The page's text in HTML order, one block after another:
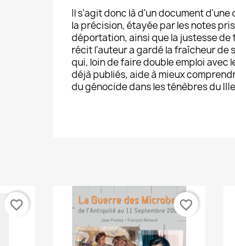
Il s'agit donc là d'un document d'une
la précision, étayée par les notes
déportation, ainsi que la justesse de
récit l'auteur a gardé la fraîcheur de
qui, loin de faire double emploi avec
déjà publiés, aide à mieux
du génocide dans les ténèbres du
favorite_border favorite_border